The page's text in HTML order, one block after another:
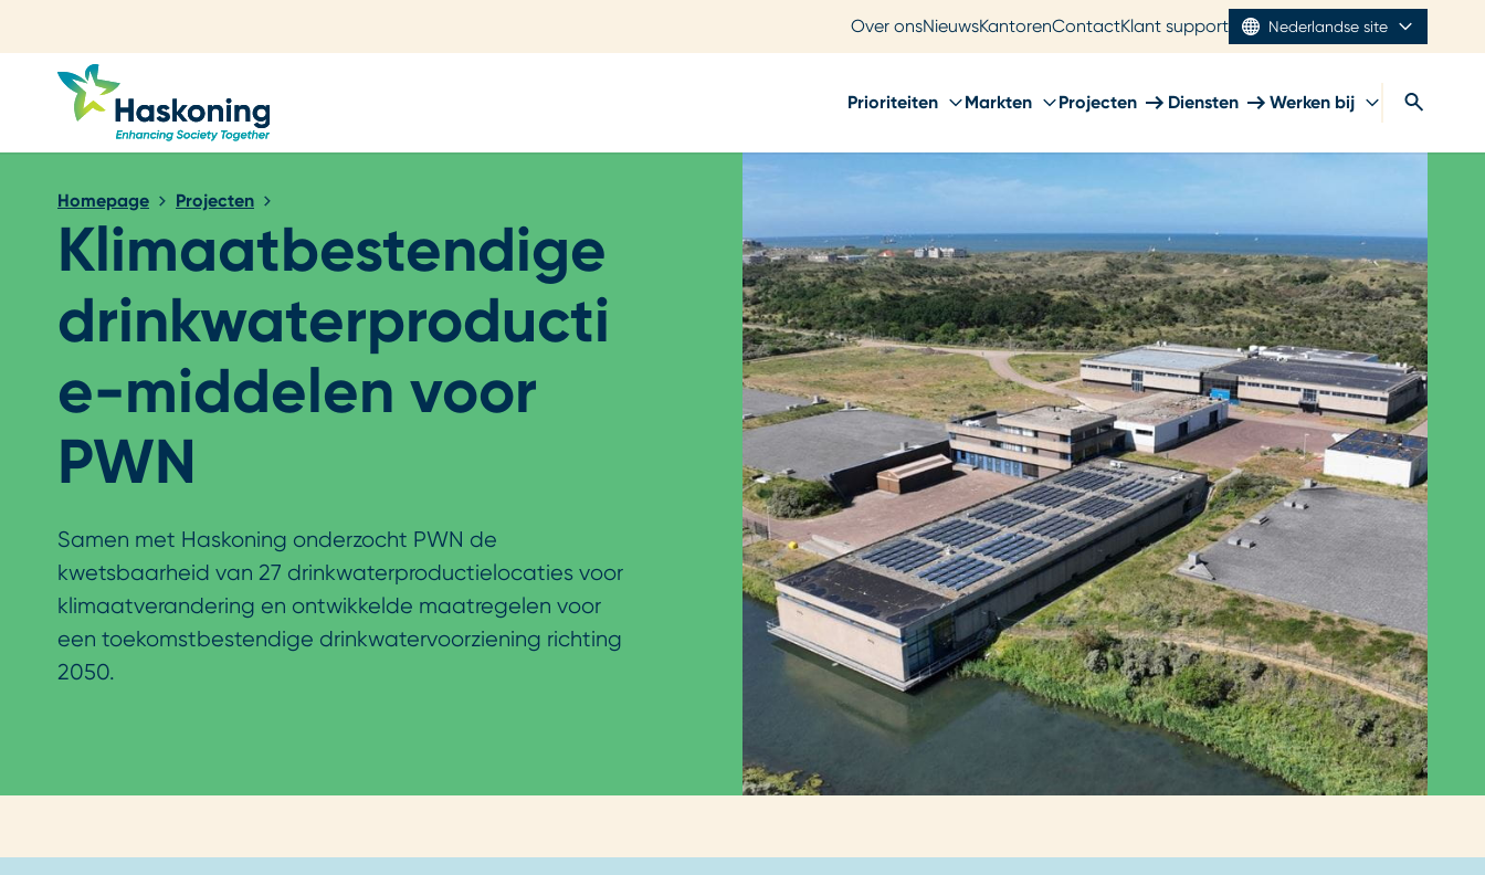
Over onsNieuwsKantorenContactKlant support Nederlandse site
Prioriteiten Markten Projecten Diensten Werken bij
Homepage Projecten
Klimaatbestendige
drinkwaterproducti
e-middelen voor
PWN
Samen met Haskoning onderzocht PWN de
kwetsbaarheid van 27 drinkwaterproductielocaties voor
klimaatverandering en ontwikkelde maatregelen voor
een toekomstbestendige drinkwatervoorziening richting
2050.